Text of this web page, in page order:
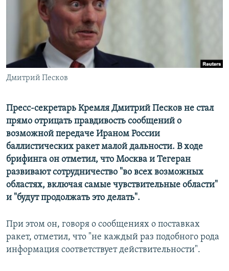
ПОБЕДИТЕЛЕЙ НЕ СУДЯТ?
КРЫМ.НЕПОКОРЕННЫЙ
ELIFBE
УКРАИНСКАЯ ПРОБЛЕМА КРЫМА
ПРИСОЕДИНЯЙТЕСЬ!
Все сайты RFE/RL
Дмитрий Песков
Пресс-секретарь Кремля Дмитрий Песков не стал
прямо отрицать правдивость сообщений о
возможной передаче Ираном России
баллистических ракет малой дальности. В ходе
брифинга он отметил, что Москва и Тегеран
развивают сотрудничество "во всех возможных
областях, включая самые чувствительные области"
и "будут продолжать это делать".
При этом он, говоря о сообщениях о поставках
ракет, отметил, что "не каждый раз подобного рода
информация соответствует действительности".